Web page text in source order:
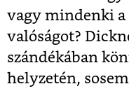
vagy mindenki a
valóságot?
szándékában
helyzetén,